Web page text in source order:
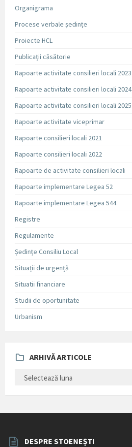
Organigrama
Procese verbale ședințe
Proiecte HCL
Publicații căsătorie
Rapoarte activitate consilieri locali 2023
Rapoarte activitate consilieri locali 2024
Rapoarte activitate consilieri locali 2025
Rapoarte activitate viceprimar
Rapoarte consilieri locali 2021
Rapoarte consilieri locali 2022
Rapoarte de activitate consilieri locali
Rapoarte implementare Legea 52
Rapoarte implementare Legea 544
Registre
Regulamente
Ședințe Consiliu Local
Situații de urgență
Situatii financiare
Studii de oportunitate
Urbanism
ARHIVĂ ARTICOLE
ARTICOLE
DESPRE STOENEȘTI